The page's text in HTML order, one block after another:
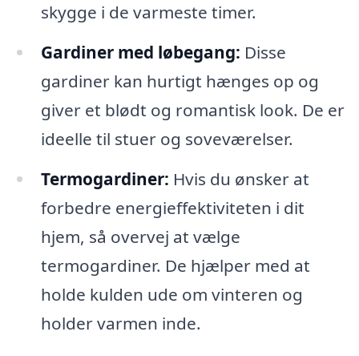
skygge i de varmeste timer.
Gardiner med løbegang: Disse
gardiner kan hurtigt hænges op og
giver et blødt og romantisk look. De er
ideelle til stuer og soveværelser.
Termogardiner: Hvis du ønsker at
forbedre energieffektiviteten i dit
hjem, så overvej at vælge
termogardiner. De hjælper med at
holde kulden ude om vinteren og
holder varmen inde.